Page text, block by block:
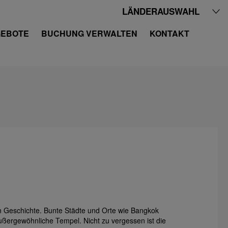
LÄNDERAUSWAHL
BUCHUNG VERWALTEN KONTAKT
Bunte Städte und Orte wie Bangkok
Tempel. Nicht zu vergessen ist die